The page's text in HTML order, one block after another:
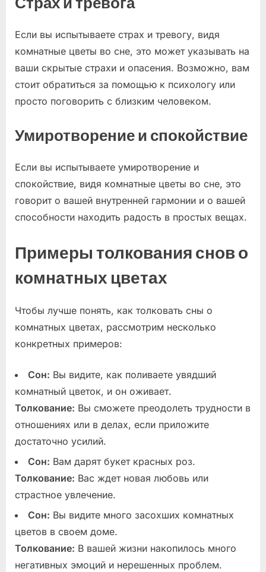
Если вы испытываете страх и тревогу, видя
комнатные цветы во сне, это может указывать на
ваши скрытые страхи и опасения. Возможно, вам
стоит обратиться за помощью к психологу или
просто поговорить с близким человеком.
Умиротворение и спокойствие
Если вы испытываете умиротворение и
спокойствие, видя комнатные цветы во сне, это
говорит о вашей внутренней гармонии и о вашей
способности находить радость в простых вещах.
Примеры толкования снов о
комнатных цветах
Чтобы лучше понять, как толковать сны о
комнатных цветах, рассмотрим несколько
конкретных примеров:
Сон: Вы видите, как поливаете увядший
комнатный цветок, и он оживает.
Толкование: Вы сможете преодолеть трудности в
отношениях или в делах, если приложите
достаточно усилий.
Сон: Вам дарят букет красных роз.
Толкование: Вас ждет новая любовь или
страстное увлечение.
Сон: Вы видите много засохших комнатных
цветов в своем доме.
Толкование: В вашей жизни накопилось много
негативных эмоций и нерешенных проблем.